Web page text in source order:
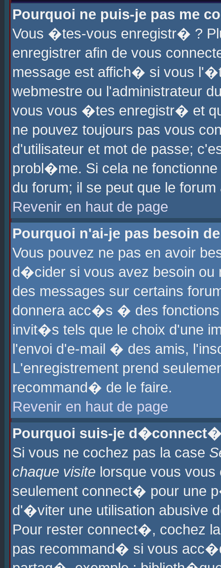
Pourquoi ne puis-je pas me
Vous �tes-vous enregistr� ?
enregistrer afin de vous
message est affich� si vous
webmestre ou l'administrateur
vous vous �tes enregistr� et
ne pouvez toujours pas vous
d'utilisateur et mot de passe;
probl�me. Si cela ne
du forum; il se peut que le
Revenir en haut de page
Pourquoi n'ai-je pas besoin
Vous pouvez ne pas en avoir
d�cider si vous avez besoin ou
des messages sur certains
donnera acc�s � des fonctions
invit�s tels que le choix d'une
l'envoi d'e-mail � des amis,
L'enregistrement prend
recommand� de le faire.
Revenir en haut de page
Pourquoi suis-je
Si vous ne cochez pas la case
chaque visite lorsque vous
seulement connect� pour une
d'�viter une utilisation abusive
Pour rester connect�, cochez
pas recommand� si vous